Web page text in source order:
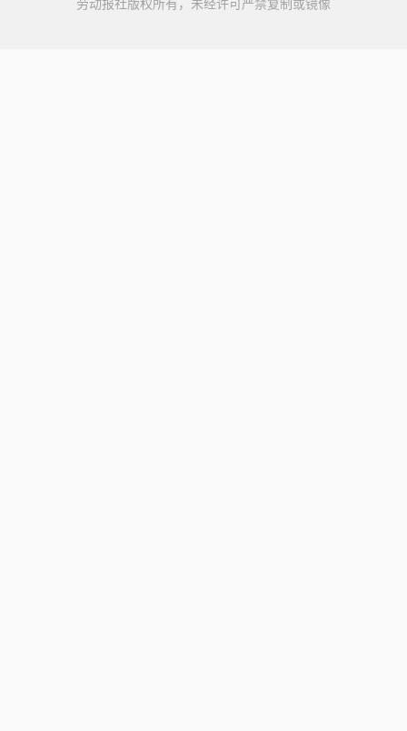
劳动报社版权所有，未经许可严禁复制或镜像